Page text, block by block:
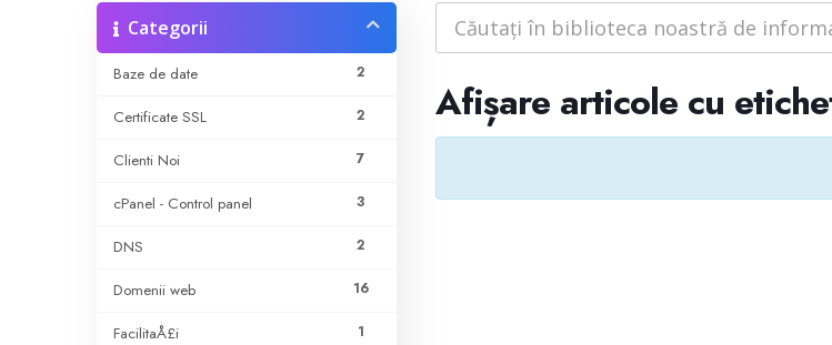
Categorii
2
Baze de date
2
Certificate SSL
7
Clienti Noi
3
cPanel - Control panel
2
DNS
16
Domenii web
1
FacilitaÅ£i
Afișare articole cu